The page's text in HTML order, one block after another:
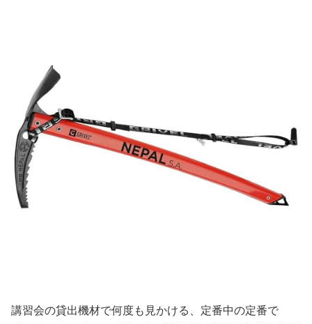
講習会の貸出機材で何度も見かける、定番中の定番で